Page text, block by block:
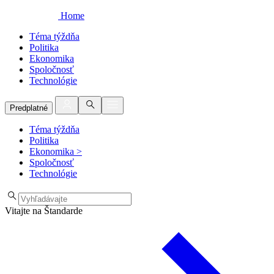
Home
Téma týždňa
Politika
Ekonomika
Spoločnosť
Technológie
Predplatné
Téma týždňa
Politika
Ekonomika >
Spoločnosť
Technológie
Vitajte na Štandarde